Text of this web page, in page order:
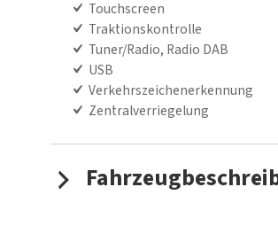
Touchscreen
Traktionskontrolle
Tuner/Radio, Radio DAB
USB
Verkehrszeichenerkennung
Zentralverriegelung